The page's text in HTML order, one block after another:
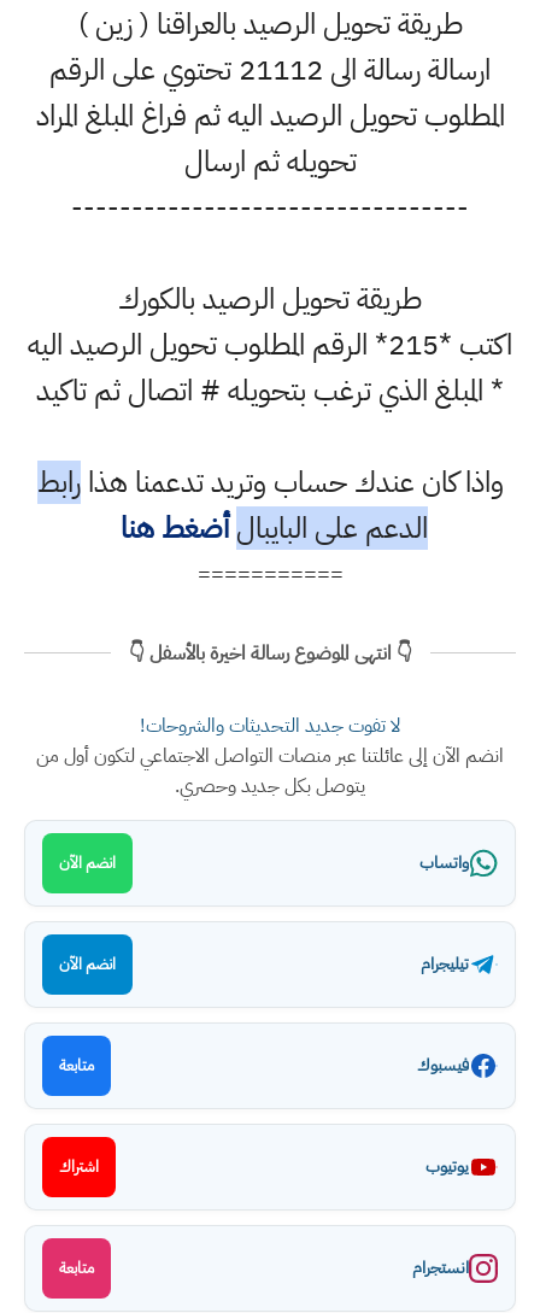
طريقة تحويل الرصيد بالعراقنا ( زين )
ارسالة رسالة الى 21112 تحتوي على الرقم
المطلوب تحويل الرصيد اليه ثم فراغ المبلغ المراد
تحويله ثم ارسال
---------------------------------
طريقة تحويل الرصيد بالكورك
اكتب *215* الرقم المطلوب تحويل الرصيد اليه
* المبلغ الذي ترغب بتحويله # اتصال ثم تاكيد
واذا كان عندك حساب وتريد تدعمنا هذارابط
الدعم على البايبال أضغط هنا
===========
👇 انتهى الموضوع رسالة اخيرة بالأسفل 👇
لا تفوت جديد التحديثات والشروحات!
انضم الآن إلى عائلتنا عبر منصات التواصل الاجتماعي لتكون أول من
يتوصل بكل جديد وحصري.
واتساب انضم الآن
تيليجرام انضم الآن
فيسبوك متابعة
يوتيوب اشتراك
انستجرام متابعة